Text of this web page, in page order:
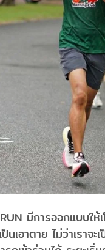
มีการออกแบบให้
เอาตาย ไม่ว่าเราจ